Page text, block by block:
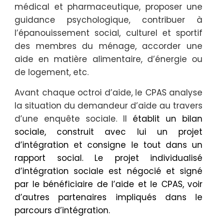
médical et pharmaceutique, proposer une
guidance psychologique, contribuer à
l’épanouissement social, culturel et sportif
des membres du ménage, accorder une
aide en matière alimentaire, d’énergie ou
de logement, etc.
Avant chaque octroi d’aide, le CPAS analyse
la situation du demandeur d’aide au travers
d’une enquête sociale. Il établit un bilan
sociale, construit avec lui un projet
d’intégration et consigne le tout dans un
rapport social. Le projet individualisé
d’intégration sociale est négocié et signé
par le bénéficiaire de l’aide et le CPAS, voir
d’autres partenaires impliqués dans le
parcours d’intégration.